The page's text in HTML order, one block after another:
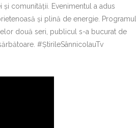
comunității. Evenimentul a adus
și plină de energie. Programul
două seri, publicul s-a bucurat de
#ȘtirileSânnicolauTv